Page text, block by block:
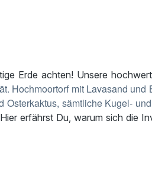
Erde achten! Unsere
Hochmoortorf mit Lavasand und
sämtliche Kugel-
Hier erfährst Du, warum sich die